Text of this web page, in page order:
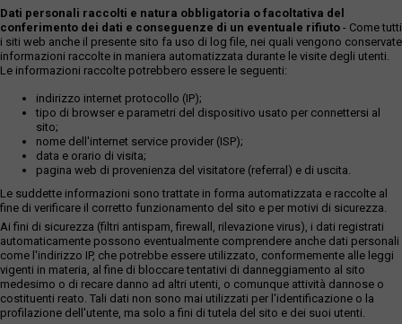
Dati personali raccolti e natura obbligatoria o facoltativa del
conferimento dei dati e conseguenze di un eventuale rifiuto - Come tutti
i siti web anche il presente sito fa uso di log file, nei quali vengono conservate
informazioni raccolte in maniera automatizzata durante le visite degli utenti.
Le informazioni raccolte potrebbero essere le seguenti:
indirizzo internet protocollo (IP);
tipo di browser e parametri del dispositivo usato per connettersi al
sito;
nome dell'internet service provider (ISP);
data e orario di visita;
pagina web di provenienza del visitatore (referral) e di uscita.
Le suddette informazioni sono trattate in forma automatizzata e raccolte al
fine di verificare il corretto funzionamento del sito e per motivi di sicurezza.
Ai fini di sicurezza (filtri antispam, firewall, rilevazione virus), i dati registrati
automaticamente possono eventualmente comprendere anche dati personali
come l'indirizzo IP, che potrebbe essere utilizzato, conformemente alle leggi
vigenti in materia, al fine di bloccare tentativi di danneggiamento al sito
medesimo o di recare danno ad altri utenti, o comunque attività dannose o
costituenti reato. Tali dati non sono mai utilizzati per l'identificazione o la
profilazione dell'utente, ma solo a fini di tutela del sito e dei suoi utenti.